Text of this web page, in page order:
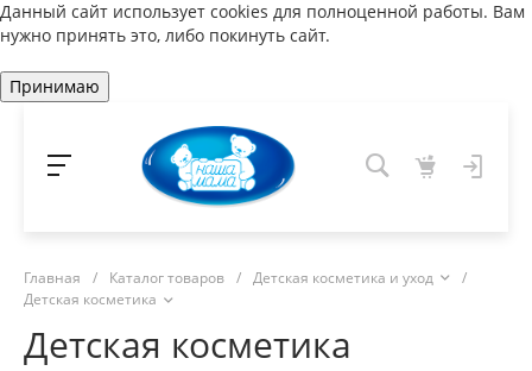
Данный сайт использует cookies для полноценной работы. Вам
нужно принять это, либо покинуть сайт.
Принимаю
Главная / Каталог товаров / Детская косметика и уход
/
Детская косметика
Детская косметика